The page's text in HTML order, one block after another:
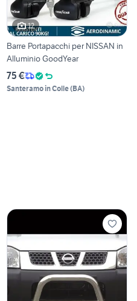
12
Barre Portapacchi per NISSAN in
Alluminio GoodYear
75 €
Santeramo in Colle(BA)